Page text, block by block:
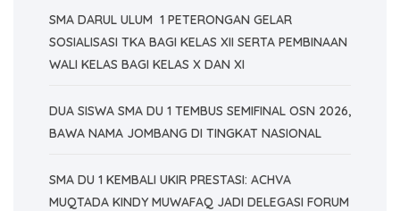
SMA DARUL ULUM 1 PETERONGAN GELAR
SOSIALISASI TKA BAGI KELAS XII SERTA PEMBINAAN
WALI KELAS BAGI KELAS X DAN XI
DUA SISWA SMA DU 1 TEMBUS SEMIFINAL OSN 2026,
BAWA NAMA JOMBANG DI TINGKAT NASIONAL
SMA DU 1 KEMBALI UKIR PRESTASI: ACHVA
MUQTADA KINDY MUWAFAQ JADI DELEGASI FORUM